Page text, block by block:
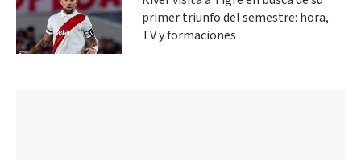
primer triunfo del semestre: hora,
TV y formaciones